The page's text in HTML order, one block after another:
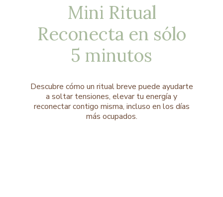
Mini Ritual
Reconecta en sólo
5 minutos
Descubre cómo un ritual breve puede ayudarte
a soltar tensiones, elevar tu energía y
reconectar contigo misma, incluso en los días
más ocupados.